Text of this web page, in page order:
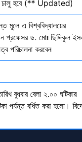
চালু হবে (** Updated)
মূলে এ বিশ্ববিদ্যালয়ের
প্রফেসর ড. মোঃ ছিদ্দিকুল
পরিচালনা করবেন
বুধবার বেলা ২.০০ ঘটিকার
পর্যন্ত বর্ধিত করা হলো।